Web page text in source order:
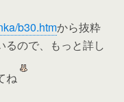
b30.htmから抜粋
るので、もっと詳し
ね